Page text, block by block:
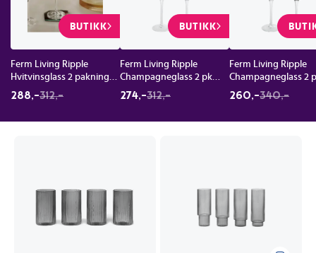
BUTIKK
Ferm Living Ripple
Hvitvinsglass 2 pakning
Clear
288,-312,-
BUTIKK
Ferm Living Ripple
Champagneglass 2 pk
Klar
274,-312,-
Ferm Living Ripple
Champagneglass 2
Smoked Grey
260,-340,-